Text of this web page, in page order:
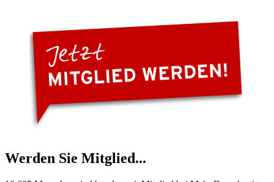
Werden Sie Mitglied...